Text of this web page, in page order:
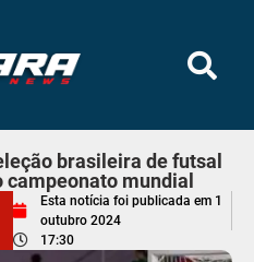
brasileira de futsal
mundial
Esta notícia foi publicada em 1
outubro 2024
17:30